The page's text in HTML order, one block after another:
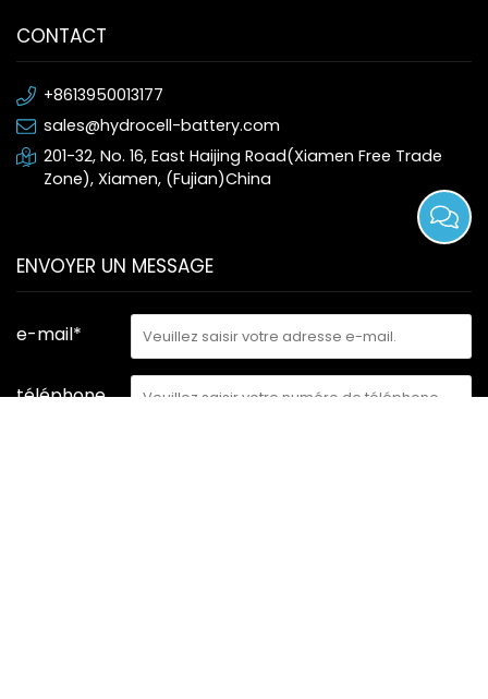
CONTACT
+8613950013177
sales@hydrocell-battery.com
201-32, No. 16, East Haijing Road(Xiamen Free Trade
Zone), Xiamen, (Fujian)China
ENVOYER UN MESSAGE
e-mail*
téléphone